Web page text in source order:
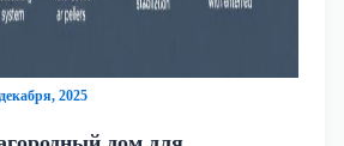
2025